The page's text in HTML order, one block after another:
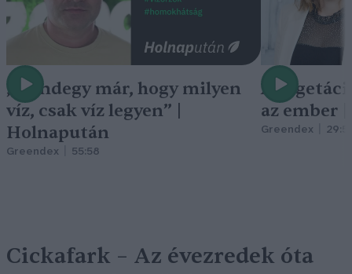
„Mindegy már, hogy milyen
víz, csak víz legyen” |
Holnapután
Greendex 55:58
A
az ember
Greendex
Cickafark – Az évezredek óta